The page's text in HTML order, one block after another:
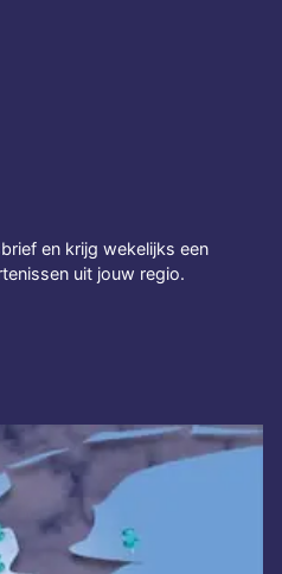
en krijg wekelijks een
uit jouw regio.